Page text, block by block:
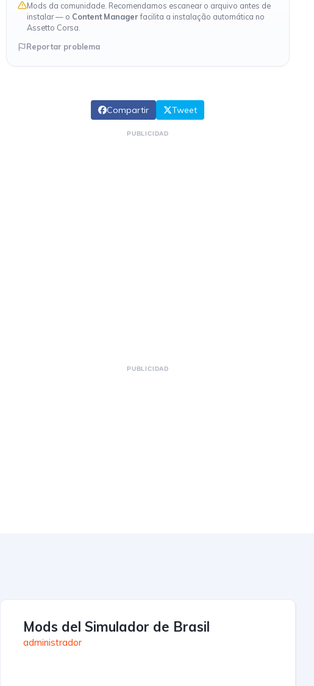
Mods da comunidade. Recomendamos escanear o arquivo antes de
instalar — o Content Managerfacilita a instalação automática no
Assetto Corsa.
Reportar problema
Compartir Tweet
PUBLICIDAD
PUBLICIDAD
Mods del Simulador de Brasil
administrador